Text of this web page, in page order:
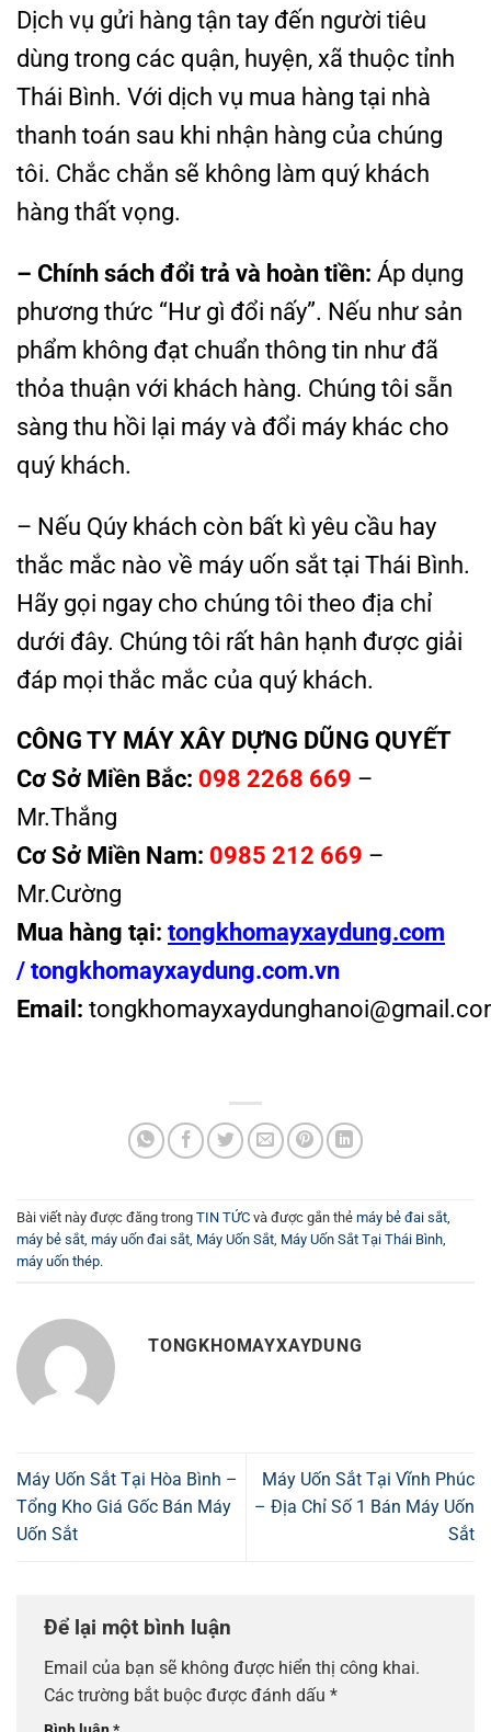
Dịch vụ gửi hàng tận tay đến người tiêu
dùng trong các quận, huyện, xã thuộc tỉnh
Thái Bình. Với dịch vụ mua hàng tại nhà
thanh toán sau khi nhận hàng của chúng
tôi. Chắc chắn sẽ không làm quý khách
hàng thất vọng.
– Chính sách đổi trả và hoàn tiền: Áp dụng
phương thức “Hư gì đổi nấy”. Nếu như sản
phẩm không đạt chuẩn thông tin như đã
thỏa thuận với khách hàng. Chúng tôi sẵn
sàng thu hồi lại máy và đổi máy khác cho
quý khách.
– Nếu Qúy khách còn bất kì yêu cầu hay
thắc mắc nào về máy uốn sắt tại Thái Bình.
Hãy gọi ngay cho chúng tôi theo địa chỉ
dưới đây. Chúng tôi rất hân hạnh được giải
đáp mọi thắc mắc của quý khách.
CÔNG TY MÁY XÂY DỰNG DŨNG QUYẾT
Cơ Sở Miền Bắc: 098 2268 669 –
Mr.Thắng
Cơ Sở Miền Nam: 0985 212 669 –
Mr.Cường
Mua hàng tại: tongkhomayxaydung.com
/tongkhomayxaydung.com.vn
Email:
Bài viết này được đăng trong TIN TỨC và được gắn thẻ máy bẻ đai sắt,
máy bẻ sắt, máy uốn đai sắt, Máy Uốn Sắt, Máy Uốn Sắt Tại Thái Bình,
máy uốn thép.
TONGKHOMAYXAYDUNG
Máy Uốn Sắt Tại Hòa Bình –
Tổng Kho Giá Gốc Bán Máy
Uốn Sắt
Máy Uốn Sắt Tại Vĩnh Phúc
– Địa Chỉ Số 1 Bán Máy Uốn
Sắt
Để lại một bình luận
Email của bạn sẽ không được hiển thị công khai.
Các trường bắt buộc được đánh dấu *